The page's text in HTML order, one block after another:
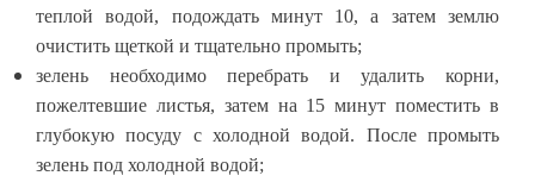
теплой водой, подождать минут 10, а затем землю
очистить щеткой и тщательно промыть;
зелень необходимо перебрать и удалить корни,
пожелтевшие листья, затем на 15 минут поместить в
глубокую посуду с холодной водой. После промыть
зелень под холодной водой;